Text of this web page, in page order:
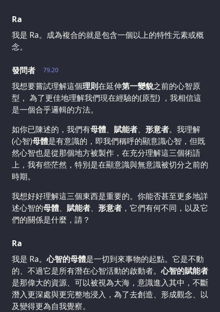
Ra
我是 Ra。成為複合的就是包含一個以上的特性元素或概
念。
79.20
發問者
我想要嘗試理解這個理則在延伸第一變貌之前的心智原
型， 為了更佳地理解我們現在經驗的(原型) ，我相信這
是一個合乎邏輯的方法。
如你已陳述的，我們有母體、 賦能者、 形意者。我理解
(心智)母體是有意識的，即我們稱呼的顯意識心智，但既
然心智也是從那個地方被製作，在充分理解這三個術語
上，我有些茫然，特別是在顯意識與無意識被切分之前的
時期。
我想好好理解這三個東西是重要的。你能否甚至更多地詳
述心智的母體、 賦能者、 形意者 ，它們有何不同，以及它
們的關係是什麼，請？
Ra
我是 Ra。心智的母體是一切到來事物的起點。它是不動
的、不過它是所有潛在心智活動的啟動者。心智的賦能者
是那偉大的資源、可以被視為大海，意識進入其中，不斷
潛入更深處與更完整地浸入，為了去創造、形成觀念、以
及變得更為自我覺察。